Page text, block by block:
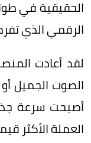
الحقيقية في
الرقمي الذي
لقد أعادت
الصوت الجميل أو
أصبحت سرعة
العملة الأكثر